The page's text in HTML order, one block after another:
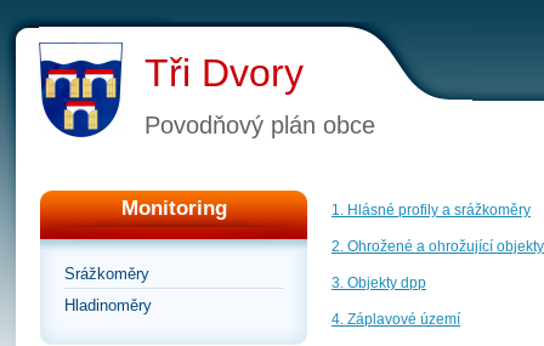
Tři Dvory
Povodňový plán obce
Monitoring
Srážkoměry
Hladinoměry
1. Hlásné profily a srážkoměry
2. Ohrožené a ohrožující objekty
3. Objekty dpp
4. Záplavové území